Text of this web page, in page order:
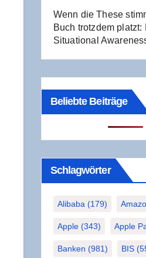
Wenn die The­se
Buch trotz­dem platzt:
Situa­tio­nal
Beliebte Beiträge
Schlag­wör­ter
Alibaba (179)
Apple(343) Apple
Banken (981) BIS